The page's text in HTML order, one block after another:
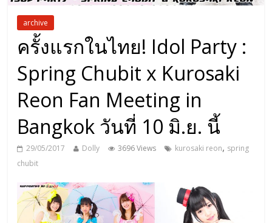
archive
ครั้งแรกในไทย! Idol Party :
Spring Chubit x Kurosaki
Reon Fan Meeting in
Bangkok วันที่ 10 มิ.ย. นี้
29/05/2017 Dolly 3696 Views kurosaki reon, spring
chubit